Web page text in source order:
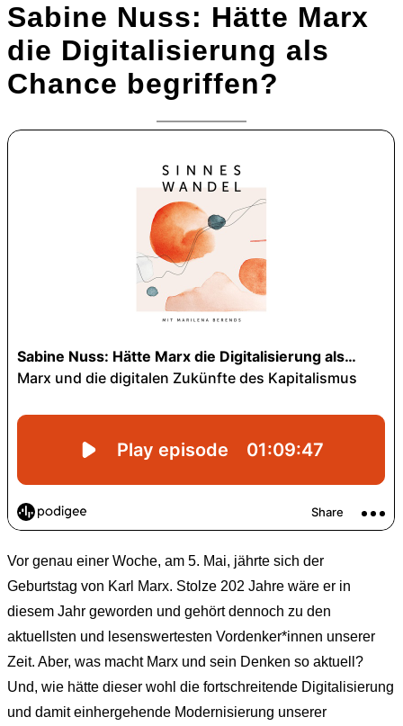
Sabine Nuss: Hätte Marx
die Digitalisierung als
Chance begriffen?
Vor genau einer Woche, am 5. Mai, jährte sich der
Geburtstag von Karl Marx. Stolze 202 Jahre wäre er in
diesem Jahr geworden und gehört dennoch zu den
aktuellsten und lesenswertesten Vordenker*innen unserer
Zeit. Aber, was macht Marx und sein Denken so aktuell?
Und, wie hätte dieser wohl die fortschreitende Digitalisierung
und damit einhergehende Modernisierung unserer